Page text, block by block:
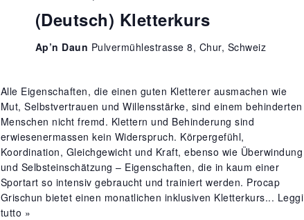
(Deutsch) Kletterkurs
Ap’n Daun Pulvermühlestrasse 8, Chur, Schweiz
Alle Eigenschaften, die einen guten Kletterer ausmachen wie
Mut, Selbstvertrauen und Willensstärke, sind einem behinderten
Menschen nicht fremd. Klettern und Behinderung sind
erwiesenermassen kein Widerspruch. Körpergefühl,
Koordination, Gleichgewicht und Kraft, ebenso wie Überwindung
und Selbsteinschätzung – Eigenschaften, die in kaum einer
Sportart so intensiv gebraucht und trainiert werden. Procap
Grischun bietet einen monatlichen inklusiven Kletterkurs... Leggi
tutto »